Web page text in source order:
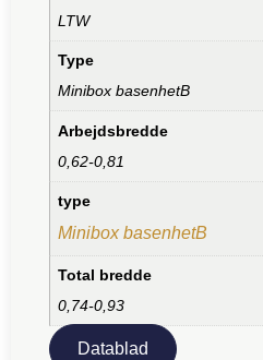
LTW
Type
Minibox basenhetB
Arbejdsbredde
0,62-0,81
type
Minibox basenhetB
Total bredde
0,74-0,93
Datablad